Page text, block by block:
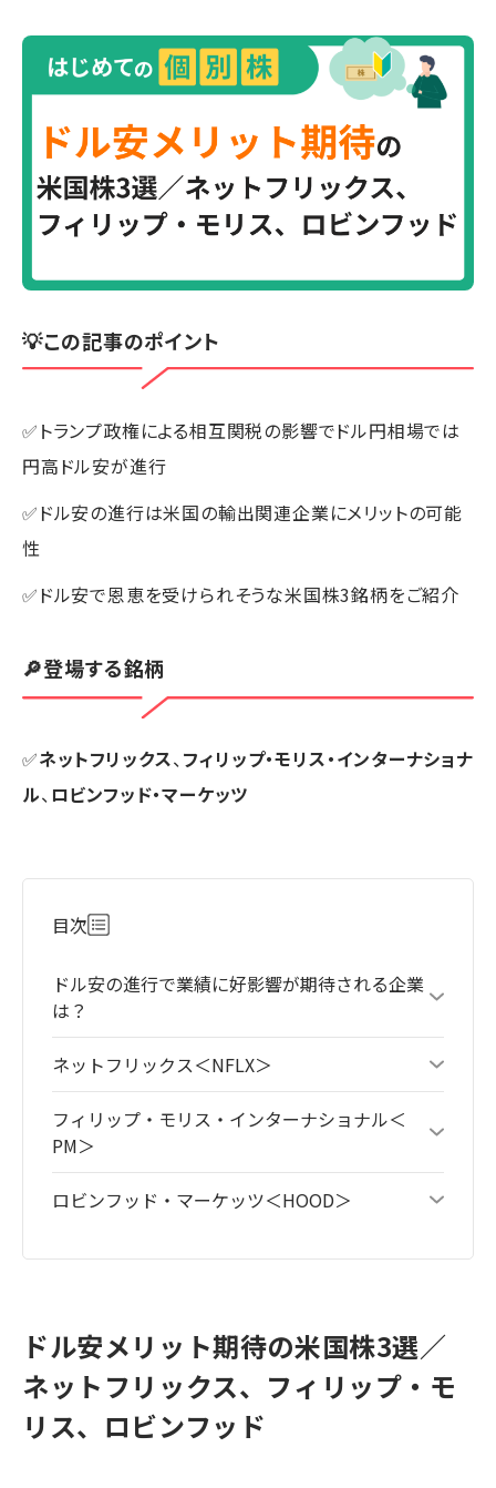
💡この記事のポイント
✅トランプ政権による相互関税の影響でドル円相場では
円高ドル安が進行
✅ドル安の進行は米国の輸出関連企業にメリットの可能
性
✅ドル安で恩恵を受けられそうな米国株3銘柄をご紹介
🔎登場する銘柄
✅ネットフリックス、フィリップ・モリス・インターナショナ
ル、 ロビンフッド・マーケッツ
目次
ドル安の進行で業績に好影響が期待される企業
は？
ネットフリックス＜NFLX＞
フィリップ・モリス・インターナショナル＜
PM＞
ロビンフッド・マーケッツ＜HOOD＞
ドル安メリット期待の米国株3選／
ネットフリックス、フィリップ・モ
リス、ロビンフッド